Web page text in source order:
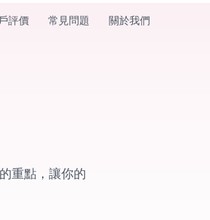
評價 常見問題 關於我們
重點，讓你的